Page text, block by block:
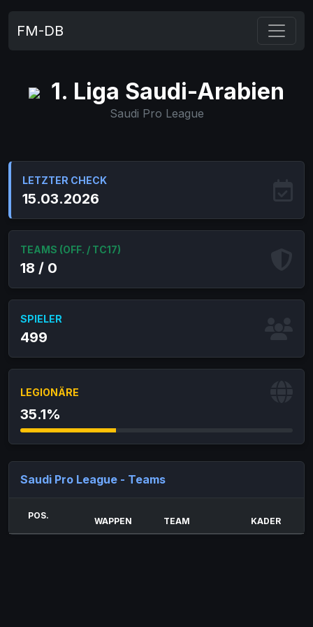
FM-DB
1. Liga Saudi-Arabien
Saudi Pro League
LETZTER CHECK
15.03.2026
TEAMS (OFF. / TC17)
18 / 0
SPIELER
499
LEGIONÄRE
35.1%
Saudi Pro League - Teams
POS.
WAPPEN TEAM KADER